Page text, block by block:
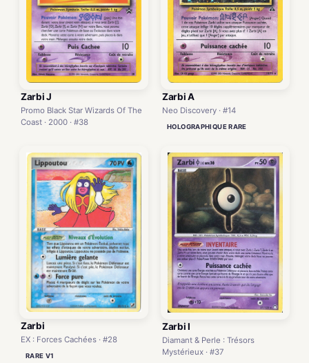
Zarbi J
Promo Black Star Wizards Of The
Coast · 2000 · #38
Zarbi A
Neo Discovery · #14
HOLOGRAPHIQUE RARE
Zarbi
EX : Forces Cachées · #28
RARE V1
Zarbi I
Diamant & Perle : Trésors
Mystérieux · #37